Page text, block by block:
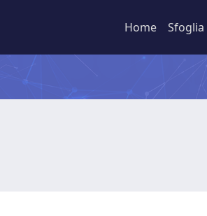
Home Sfoglia